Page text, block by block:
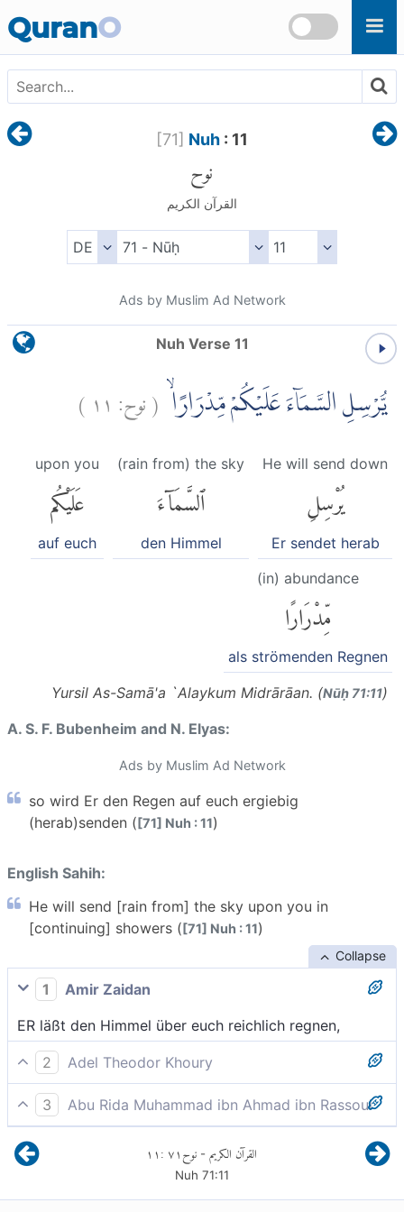
QuranO
[71] Nuh: 11
نوح
القرآن الكريم
Ads by Muslim Ad Network
Nuh Verse 11
يُّرْسِلِ السَّمَاۤءَ عَلَيْكُمْ مِّدْرَارًاۙ (نوح: ١١ )
He will send down
يُرْسِلِ
Er sendet herab
(rain from) the sky
ٱلسَّمَآءَ
den Himmel
upon you
عَلَيْكُم
auf euch
(in) abundance
مِّدْرَارًا
als strömenden Regnen
Yursil As-Samā'a `Alaykum Midrārāan. (Nūḥ 71:11)
A. S. F. Bubenheim and N. Elyas:
Ads by Muslim Ad Network
so wird Er den Regen auf euch ergiebig
(herab)senden ([71] Nuh : 11)
English Sahih:
He will send [rain from] the sky upon you in
[continuing] showers ([71] Nuh : 11)
Collapse
1
Amir Zaidan
ER läßt den Himmel über euch reichlich regnen,
2
Adel Theodor Khoury
Dann wird Er den Himmel über euch ergiebig regnen
lassen
3
Abu Rida Muhammad ibn Ahmad ibn Rassoul
Er wird Regen für euch in Fülle her niedersenden
القرآن الكريم - نوح٧١:١١
Nuh 71:11